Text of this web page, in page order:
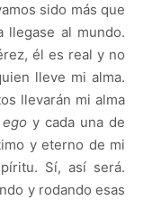
sido más que
llegase al mundo.
él es real y no
lleve mi alma.
llevarán mi alma
egoy cada una de
y eterno de mi
Sí, así será.
y rodando esas